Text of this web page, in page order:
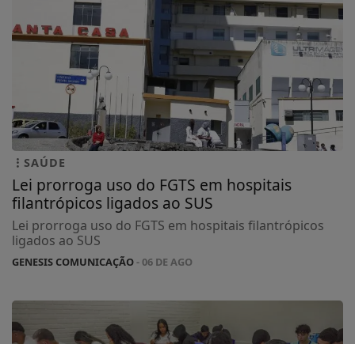
SAÚDE
Lei prorroga uso do FGTS em hospitais
filantrópicos ligados ao SUS
Lei prorroga uso do FGTS em hospitais filantrópicos
ligados ao SUS
GENESIS COMUNICAÇÃO- 06 DE AGO